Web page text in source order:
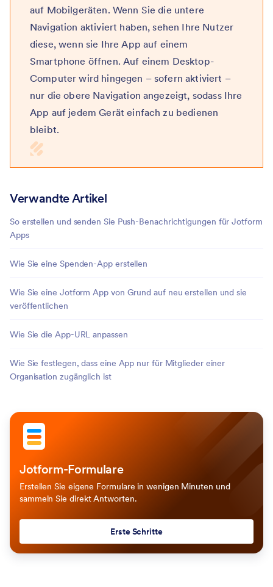
auf Mobilgeräten. Wenn Sie die untere
Navigation aktiviert haben, sehen Ihre Nutzer
diese, wenn sie Ihre App auf einem
Smartphone öffnen. Auf einem Desktop-
Computer wird hingegen – sofern aktiviert –
nur die obere Navigation angezeigt, sodass Ihre
App auf jedem Gerät einfach zu bedienen
bleibt.
Verwandte Artikel
So erstellen und senden Sie Push-Benachrichtigungen für Jotform
Apps
Wie Sie eine Spenden-App erstellen
Wie Sie eine Jotform App von Grund auf neu erstellen und sie
veröffentlichen
Wie Sie die App-URL anpassen
Wie Sie festlegen, dass eine App nur für Mitglieder einer
Organisation zugänglich ist
Jotform-Formulare
Erstellen Sie eigene Formulare in wenigen Minuten und
sammeln Sie direkt Antworten.
Erste Schritte